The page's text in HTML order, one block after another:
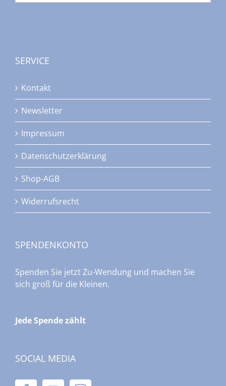
nach:
SERVICE
Kontakt
Newsletter
Impressum
Datenschutzerklärung
Shop-AGB
Widerrufsrecht
SPENDENKONTO
Spenden Sie jetzt Zu-Wendung und machen Sie
sich groß für die Kleinen.
Jede Spende zählt
SOCIAL MEDIA